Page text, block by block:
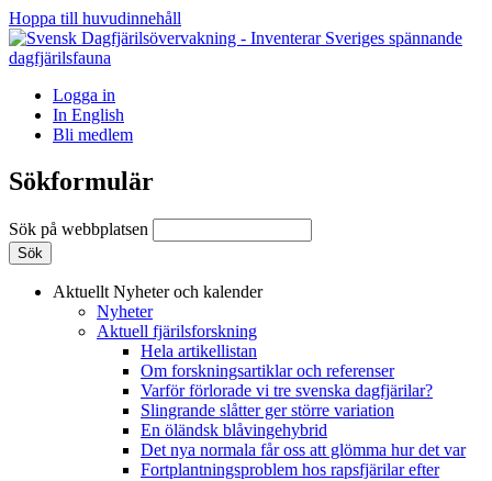
Hoppa till huvudinnehåll
Logga in
In English
Bli medlem
Sökformulär
Sök på webbplatsen
Aktuellt Nyheter och kalender
Nyheter
Aktuell fjärilsforskning
Hela artikellistan
Om forskningsartiklar och referenser
Varför förlorade vi tre svenska dagfjärilar?
Slingrande slåtter ger större variation
En öländsk blåvingehybrid
Det nya normala får oss att glömma hur det var
Fortplantningsproblem hos rapsfjärilar efter